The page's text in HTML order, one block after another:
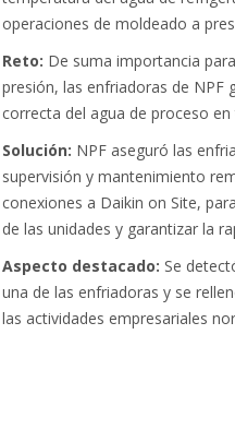
operaciones de moldeado a
Reto: De suma importancia
presión, las enfriadoras de NPF
correcta del agua de proceso
Solución: NPF aseguró las
supervisión y mantenimiento
conexiones a Daikin on Site,
de las unidades y garantizar la
Aspecto destacado: Se
una de las enfriadoras y se
las actividades empresariales